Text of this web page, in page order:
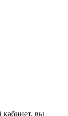
кабинет, вы